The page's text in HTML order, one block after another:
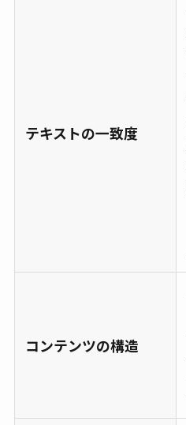
テキストの一致度
コンテンツの構造